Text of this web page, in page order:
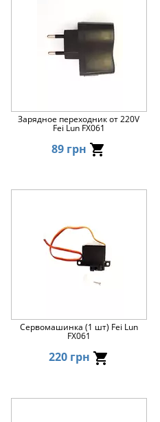
▼
Зарядное переходник от 220V
Fei Lun FX061
89 грн
Сервомашинка (1 шт) Fei Lun
FX061
220 грн